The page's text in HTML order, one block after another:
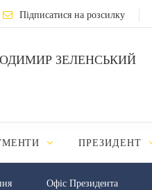
Підписатися на розсилку
ЗЕЛЕНСЬКИЙ
ПРЕЗИДЕНТ
Офіс Президента